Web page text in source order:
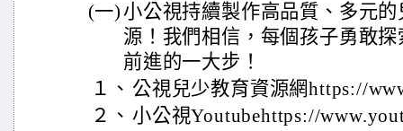
(一)小公視持續製作高品質、多元
源！我們相信，每個孩子勇敢
前進的一大步！
１、 公視兒少教育資源網https://
２、 小公視Youtubehttps://